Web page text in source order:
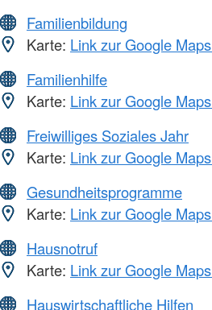
Familienbildung
Karte: Link zur Google
Familienhilfe
Karte: Link zur Google
Freiwilliges Soziales Jahr
Karte: Link zur Google
Gesundheitsprogramme
Karte: Link zur Google
Hausnotruf
Karte: Link zur Google
Hauswirtschaftliche Hilfen